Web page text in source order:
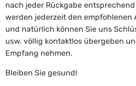
nach jeder Rückgabe
werden jederzeit den empfohlenen
und natürlich können Sie uns
usw. völlig kontaktlos übergeben
Empfang nehmen.
Bleiben Sie gesund!